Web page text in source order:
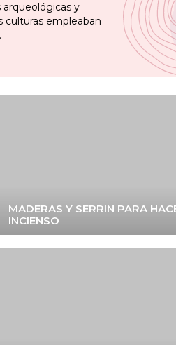
arqueológicas y
culturas empleaban
MADERAS Y SERRIN PARA
INCIENSO